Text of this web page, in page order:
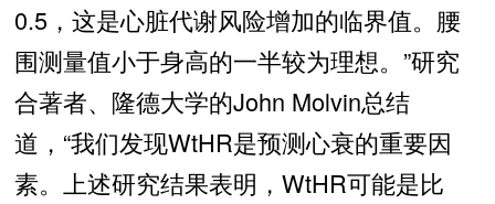
0.5，这是心脏代谢风险增加的临界值。腰
围测量值小于身高的一半较为理想。”研究
合著者、隆德大学的John Molvin总结
道，“我们发现WtHR是预测心衰的重要因
素。上述研究结果表明，WtHR可能是比